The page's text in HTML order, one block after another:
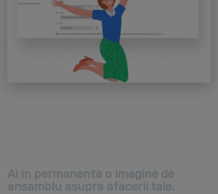
Ai in permanenta o imagine de
ansamblu asupra afacerii tale.